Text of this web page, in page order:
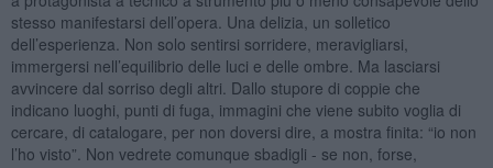
stesso manifestarsi dell’opera. Una delizia, un solletico
dell’esperienza. Non solo sentirsi sorridere, meravigliarsi,
immergersi nell’equilibrio delle luci e delle ombre. Ma lasciarsi
avvincere dal sorriso degli altri. Dallo stupore di coppie che
indicano luoghi, punti di fuga, immagini che viene subito voglia di
cercare, di catalogare, per non doversi dire, a mostra finita: “io non
l’ho visto”. Non vedrete comunque sbadigli - se non, forse,